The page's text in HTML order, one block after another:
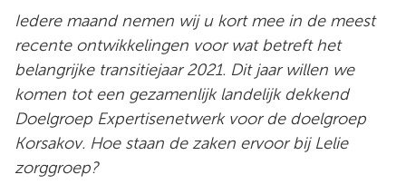
Iedere maand nemen wij u kort mee in de meest
recente ontwikkelingen voor wat betreft het
belangrijke transitiejaar 2021. Dit jaar willen we
komen tot een gezamenlijk landelijk dekkend
Doelgroep Expertisenetwerk voor de doelgroep
Korsakov. Hoe staan de zaken ervoor bij Lelie
zorggroep?